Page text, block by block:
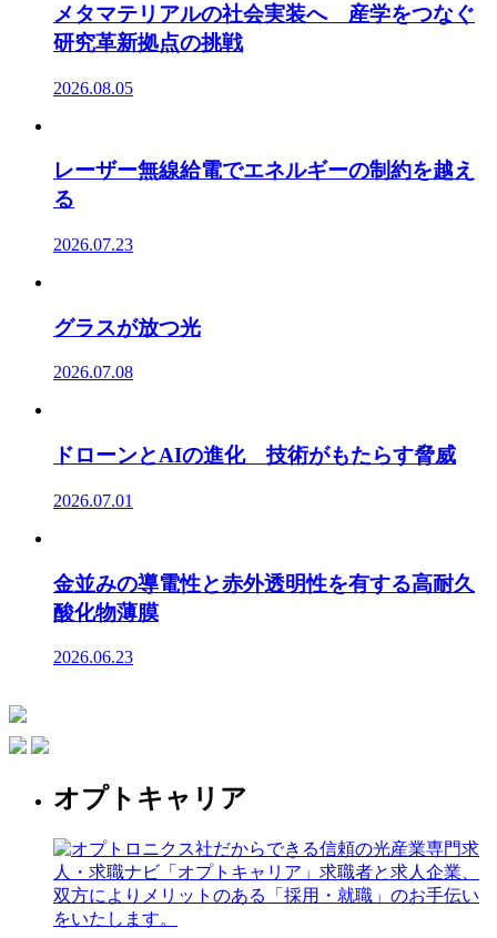
メタマテリアルの社会実装へ 産学をつなぐ
研究革新拠点の挑戦
2026.08.05
レーザー無線給電でエネルギーの制約を越え
る
2026.07.23
グラスが放つ光
2026.07.08
ドローンとAIの進化 技術がもたらす脅威
2026.07.01
金並みの導電性と赤外透明性を有する高耐久
酸化物薄膜
2026.06.23
オプトキャリア